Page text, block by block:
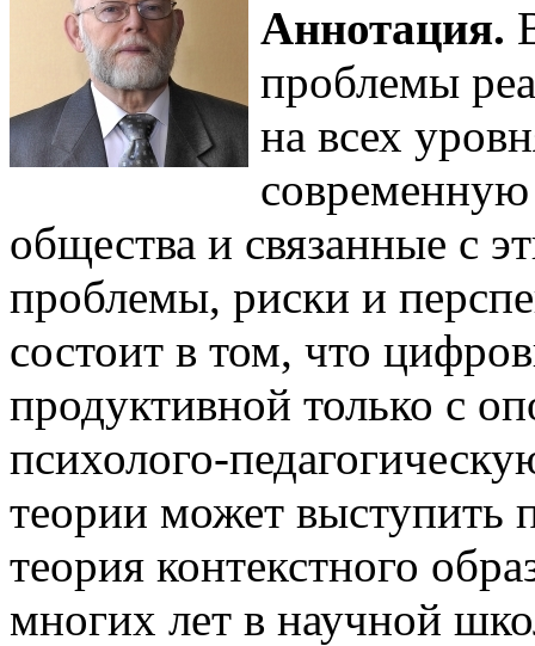
Аннотация.
проблемы
на всех
современную
общества и связанные с
проблемы, риски и
состоит в том, что
продуктивной только с
психолого-
теории может выступить
теория контекстного
многих лет в научной